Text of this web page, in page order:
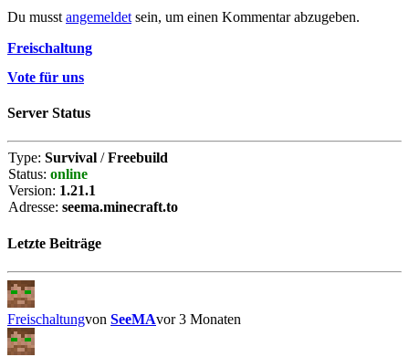
Du musst angemeldet sein, um einen Kommentar abzugeben.
Freischaltung
Vote für uns
Server Status
Type: Survival /Freebuild
Status: online
Version: 1.21.1
Adresse: seema.minecraft.to
Letzte Beiträge
Freischaltungvon SeeMAvor 3 Monaten